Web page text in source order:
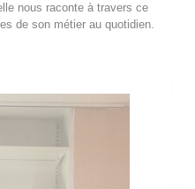
nous raconte à travers ce
de son métier au quotidien.